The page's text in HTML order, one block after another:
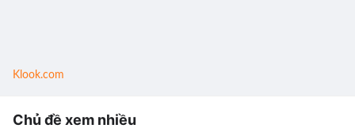
Klook.com
Chủ đề xem nhiều